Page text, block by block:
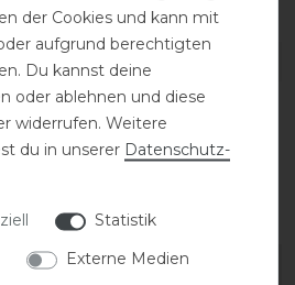
PRODUKTSICHERHEIT
könnten dich auch
der Cookies und kann mit
aufgrund berechtigten
Du kannst deine
oder ablehnen und diese
widerrufen. Weitere
du in unserer Daten­schutz­
Statistik
Externe Medien